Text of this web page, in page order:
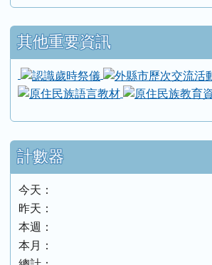
其他重要資訊
link to https://
link to https://
計數器
今天：
昨天：
本週：
本月：